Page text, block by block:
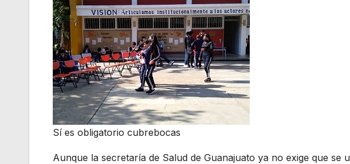
Sí es obligatorio cubrebocas
Aunque la secretaría de Salud de Guanajuato ya no exige que se